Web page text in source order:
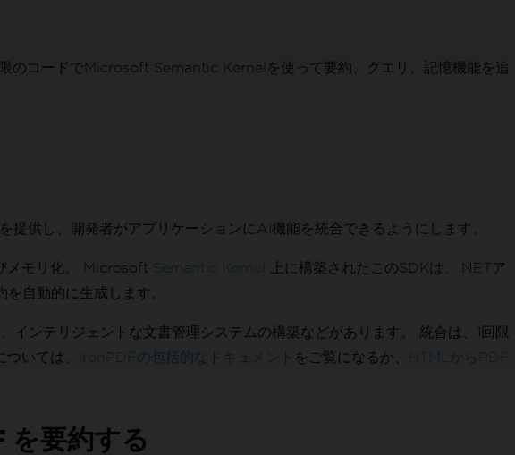
のコードでMicrosoft Semantic Kernelを使って要約、クエリ、記憶機能を追
供し、開発者がアプリケーションにAI機能を統合できるようにします。
メモリ化。 Microsoft Semantic Kernel
上に構築されたこのSDKは、.NETア
自動的に生成します。
ンテリジェントな文書管理システムの構築などがあります。 統合は、1回限
いては、
IronPDFの包括的なドキュメント をご覧になるか、
HTMLからPDF
要約する